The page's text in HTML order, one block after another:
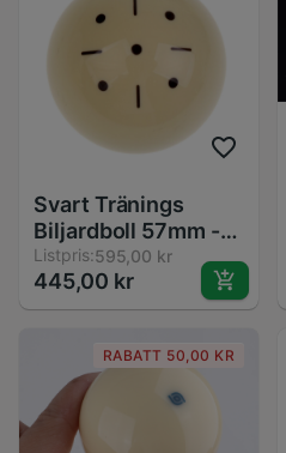
Svart Tränings
Biljardboll 57mm -
Slitstarkt Harts för
Pool
Listpris:595,00 kr
445,00 kr
RABATT 50,00 KR